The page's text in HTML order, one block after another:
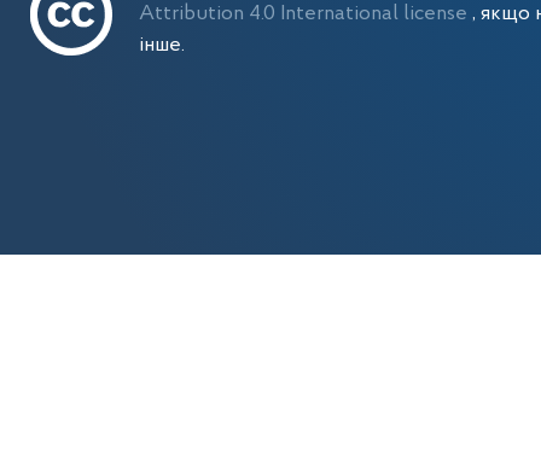
Attribution 4.0 International license , якщо
інше.